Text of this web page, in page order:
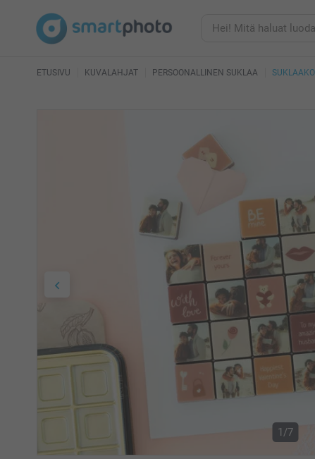
ETUSIVU KUVALAHJAT PERSOONALLINEN SUKLAA
1/7